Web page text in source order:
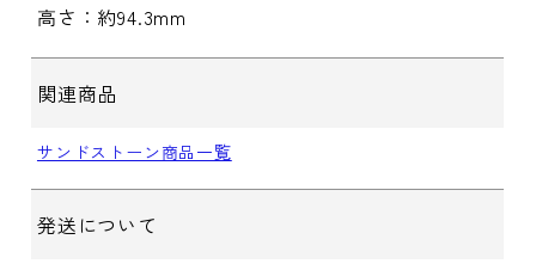
高さ：約94.3mm
関連商品
サンドストーン商品一覧
発送について